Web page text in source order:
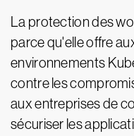
La protection des
parce qu'elle offre
environnements
contre les
aux entreprises de
sécuriser les